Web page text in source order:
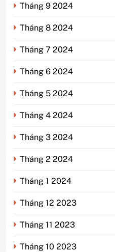
Tháng 9 2024
Tháng 8 2024
Tháng 7 2024
Tháng 6 2024
Tháng 5 2024
Tháng 4 2024
Tháng 3 2024
Tháng 2 2024
Tháng 1 2024
Tháng 12 2023
Tháng 11 2023
Tháng 10 2023